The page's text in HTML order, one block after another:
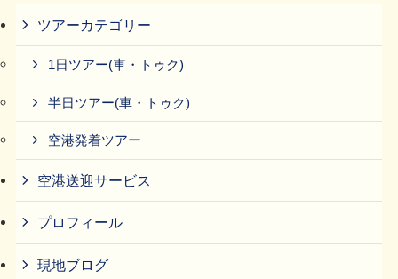
ツアーカテゴリー
1日ツアー(車・トゥク)
半日ツアー(車・トゥク)
空港発着ツアー
空港送迎サービス
プロフィール
現地ブログ